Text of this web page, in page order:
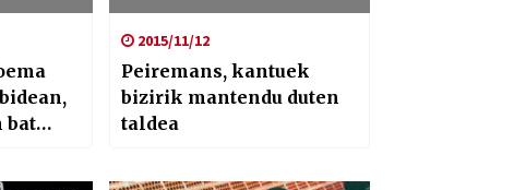
bat
2015/11/12
Peiremans, kantuek
bizirik mantendu duten
taldea